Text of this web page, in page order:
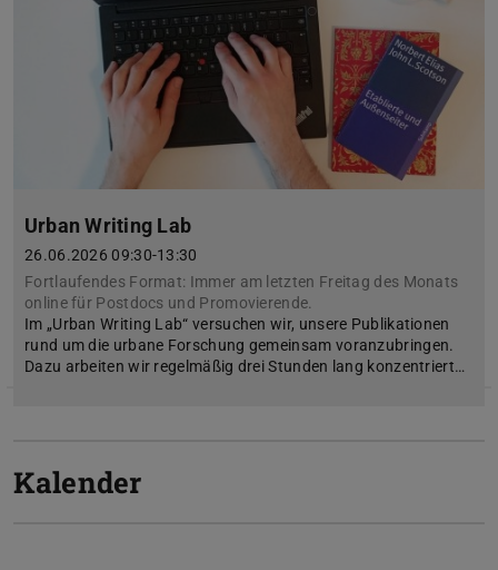
Urban Writing Lab
26.06.2026 09:30-13:30
Fortlaufendes Format: Immer am letzten Freitag des Monats
online für Postdocs und Promovierende.
Im „Urban Writing Lab“ versuchen wir, unsere Publikationen
rund um die urbane Forschung gemeinsam voranzubringen.
Dazu arbeiten wir regelmäßig drei Stunden lang konzentriert…
Kalender